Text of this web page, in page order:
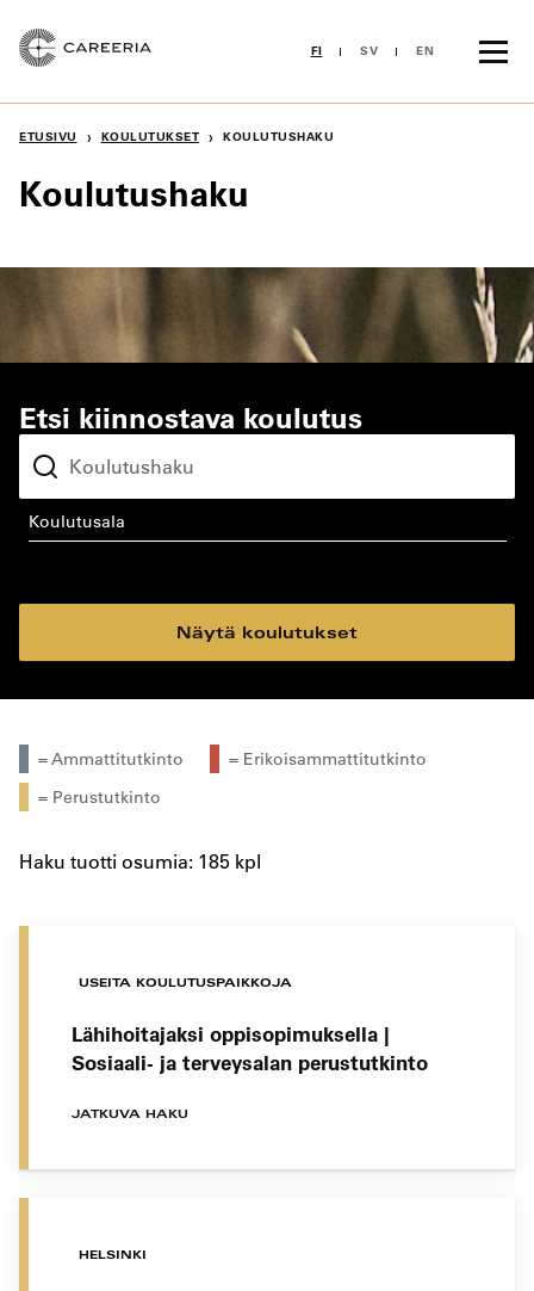
sisältöön
FI SV EN
ETUSIVU › KOULUTUKSET › KOULUTUSHAKU
Koulutushaku
Etsi kiinnostava koulutus
koulutusala
Näytä koulutukset
= Ammattitutkinto
= Erikoisammattitutkinto
= Perustutkinto
Haku tuotti osumia: 185 kpl
USEITA KOULUTUSPAIKKOJA
Lähihoitajaksi oppisopimuksella |
Sosiaali- ja terveysalan perustutkinto
JATKUVA HAKU
HELSINKI